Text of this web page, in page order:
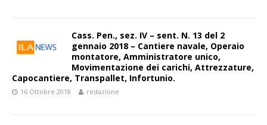
Cass. Pen., sez. IV – sent. N. 13 del 2
gennaio 2018 – Cantiere navale, Operaio
montatore, Amministratore unico,
Movimentazione dei carichi, Attrezzature,
Capocantiere, Transpallet, Infortunio.
16 Ottobre 2018 redazione